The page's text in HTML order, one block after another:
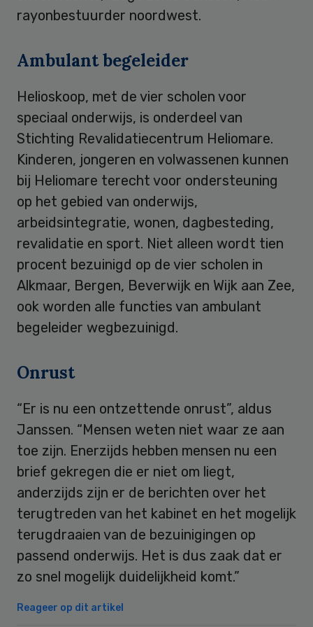
rayonbestuurder noordwest.
Ambulant begeleider
Helioskoop, met de vier scholen voor
speciaal onderwijs, is onderdeel van
Stichting Revalidatiecentrum Heliomare.
Kinderen, jongeren en volwassenen kunnen
bij Heliomare terecht voor ondersteuning
op het gebied van onderwijs,
arbeidsintegratie, wonen, dagbesteding,
revalidatie en sport. Niet alleen wordt tien
procent bezuinigd op de vier scholen in
Alkmaar, Bergen, Beverwijk en Wijk aan Zee,
ook worden alle functies van ambulant
begeleider wegbezuinigd.
Onrust
“Er is nu een ontzettende onrust”, aldus
Janssen. “Mensen weten niet waar ze aan
toe zijn. Enerzijds hebben mensen nu een
brief gekregen die er niet om liegt,
anderzijds zijn er de berichten over het
terugtreden van het kabinet en het mogelijk
terugdraaien van de bezuinigingen op
passend onderwijs. Het is dus zaak dat er
zo snel mogelijk duidelijkheid komt.”
Reageer op dit artikel